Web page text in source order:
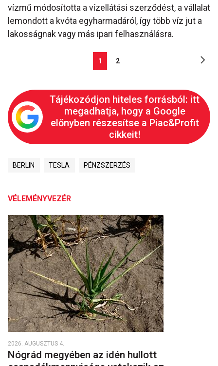
vízmű módosította a vízellátási szerződést, a vállalat
lemondott a kvóta egyharmadáról, így több víz jut a
lakosságnak vagy más ipari felhasználásra.
1 2
Tájékozódjon hiteles forrásból: itt
megadhatja, hogy a Google
előnyben részesítse a Piac&Profit
cikkeit!
BERLIN TESLA PÉNZSZERZÉS
VÉLEMÉNYVEZÉR
2026. AUGUSZTUS 4.
Nógrád megyében az idén hullott